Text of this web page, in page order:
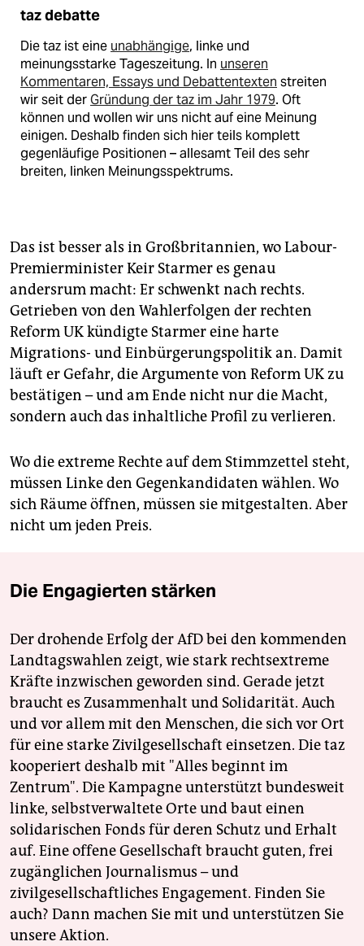
taz debatte
Die taz ist eine unabhängige, linke und
meinungsstarke Tageszeitung. In unseren
Kommentaren, Essays und Debattentexten streiten
wir seit derGründung der taz im Jahr 1979. Oft
können und wollen wir uns nicht auf eine Meinung
einigen. Deshalb finden sich hier teils komplett
gegenläufige Positionen – allesamt Teil des sehr
breiten, linken Meinungsspektrums.
Das ist besser als in Großbritannien, wo Labour-
Premierminister Keir Starmer es genau
andersrum macht: Er schwenkt nach rechts.
Getrieben von den Wahlerfolgen der rechten
Reform UK kündigte Starmer eine harte
Migrations- und Ein­bürgerungspolitik an. Damit
läuft er Gefahr, die Argumente von Reform UK zu
bestätigen – und am Ende nicht nur die Macht,
sondern auch das inhaltliche Profil zu verlieren.
Wo die extreme Rechte auf dem Stimmzettel steht,
müssen Linke den Gegenkandidaten wählen. Wo
sich Räume öffnen, müssen sie mitgestalten. Aber
nicht um jeden Preis.
Die Engagierten stärken
Der drohende Erfolg der AfD bei den kommenden
Landtagswahlen zeigt, wie stark rechtsextreme
Kräfte inzwischen geworden sind. Gerade jetzt
braucht es Zusammenhalt und Solidarität. Auch
und vor allem mit den Menschen, die sich vor Ort
für eine starke Zivilgesellschaft einsetzen. Die taz
kooperiert deshalb mit "Alles beginnt im
Zentrum". Die Kampagne unterstützt bundesweit
linke, selbstverwaltete Orte und baut einen
solidarischen Fonds für deren Schutz und Erhalt
auf. Eine offene Gesellschaft braucht guten, frei
zugänglichen Journalismus – und
zivilgesellschaftliches Engagement. Finden Sie
auch? Dann machen Sie mit und unterstützen Sie
unsere Aktion.